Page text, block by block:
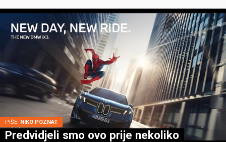
PIŠE: NIKO POZNAT
Predvidjeli smo ovo prije nekoliko